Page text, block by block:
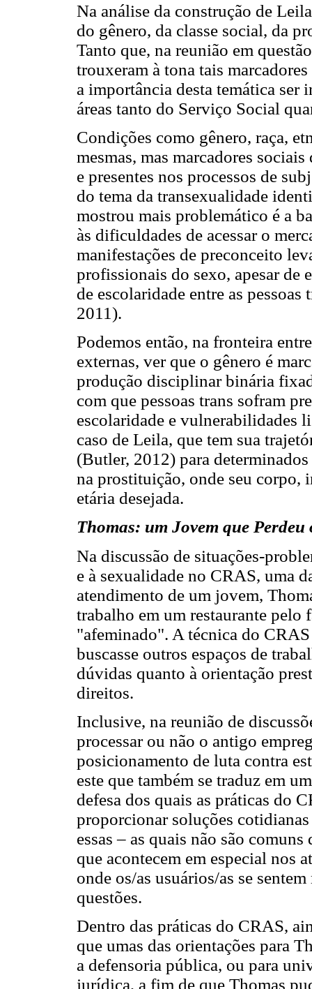
Na análise da construção de
do gênero, da classe social, da
Tanto que, na reunião em
trouxeram à tona tais
a importância desta temática
áreas tanto do Serviço Social
Condições como gênero, raça,
mesmas, mas marcadores
e presentes nos processos de
do tema da transexualidade
mostrou mais problemático é a
às dificuldades de acessar o
manifestações de preconceito
profissionais do sexo, apesar de
de escolaridade entre as
2011).
Podemos então, na fronteira
externas, ver que o gênero é
produção disciplinar binária
com que pessoas trans sofram
escolaridade e vulnerabilidades
caso de Leila, que tem sua
(Butler, 2012) para
na prostituição, onde seu corpo,
etária desejada.
Thomas: um Jovem que
Na discussão de situações-
e à sexualidade no CRAS, uma
atendimento de um jovem,
trabalho em um restaurante pelo
"afeminado". A técnica do
buscasse outros espaços de
dúvidas quanto à orientação
direitos.
Inclusive, na reunião de
processar ou não o antigo
posicionamento de luta contra
este que também se traduz em
defesa dos quais as práticas do
proporcionar soluções
essas – as quais não são
que acontecem em especial nos
onde os/as usuários/as se
questões.
Dentro das práticas do CRAS,
que umas das orientações para
a defensoria pública, ou para
jurídica, a fim de que Thomas